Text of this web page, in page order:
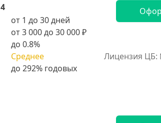
4
от 1 до 30 дней
от 3 000 до 30 000 ₽
до 0.8%
Среднее
Лицензия ЦБ: